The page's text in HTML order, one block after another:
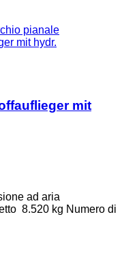
pianale
mit hydr.
mit
ad aria
8.520 kg Numero di